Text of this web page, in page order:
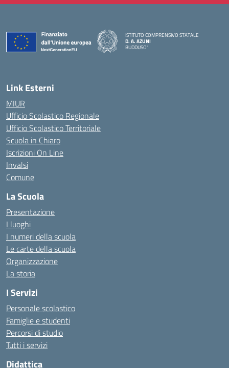
ISTITUTO COMPRENSIVO STATALE
D. A. AZUNI
BUDDUSO'
Link Esterni
MIUR
Ufficio Scolastico Regionale
Ufficio Scolastico Territoriale
Scuola in Chiaro
Iscrizioni On Line
Invalsi
Comune
La Scuola
Presentazione
I luoghi
I numeri della scuola
Le carte della scuola
Organizzazione
La storia
I Servizi
Personale scolastico
Famiglie e studenti
Percorsi di studio
Tutti i servizi
Didattica